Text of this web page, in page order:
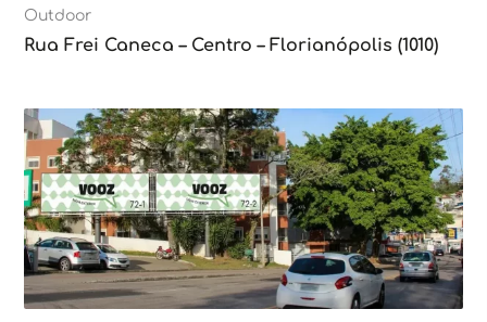
Outdoor
Rua Frei Caneca – Centro – Florianópolis (1010)